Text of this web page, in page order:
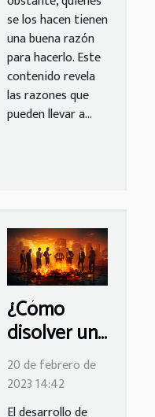
se los hacen tienen
una buena razón
para hacerlo. Este
contenido revela
las razones que
pueden llevar a...
¿Cómo
disolver una
empresa?
20 de febrero de
2023 14:42
El desarrollo de